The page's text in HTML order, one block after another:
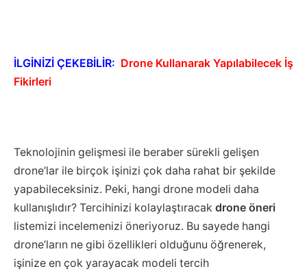
İLGİNİZİ ÇEKEBİLİR: Drone Kullanarak Yapılabilecek İş
Fikirleri
Teknolojinin gelişmesi ile beraber sürekli gelişen
drone’lar ile birçok işinizi çok daha rahat bir şekilde
yapabileceksiniz. Peki, hangi drone modeli daha
kullanışlıdır? Tercihinizi kolaylaştıracak drone öneri
listemizi incelemenizi öneriyoruz. Bu sayede hangi
drone’ların ne gibi özellikleri olduğunu öğrenerek,
işinize en çok yarayacak modeli tercih